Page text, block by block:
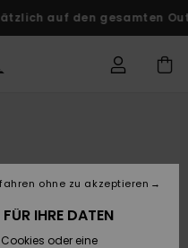
auf den gesamten
IHRE DATEN
oder eine
ohne zu akzeptieren